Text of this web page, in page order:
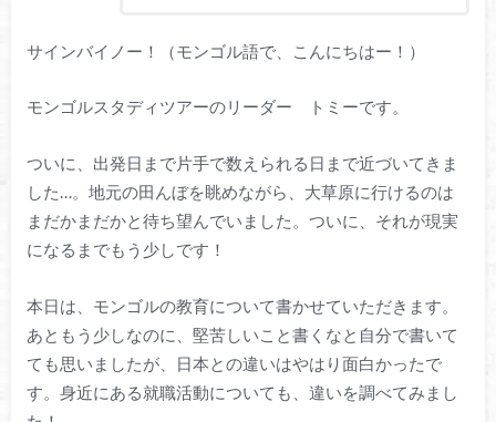
サインバイノー！（モンゴル語で、こんにちはー！）
モンゴルスタディツアーのリーダー トミーです。
ついに、出発日まで片手で数えられる日まで近づいてきま
した…。地元の田んぼを眺めながら、大草原に行けるのは
まだかまだかと待ち望んでいました。ついに、それが現実
になるまでもう少しです！
本日は、モンゴルの教育について書かせていただきます。
あともう少しなのに、堅苦しいこと書くなと自分で書いて
ても思いましたが、日本との違いはやはり面白かったで
す。身近にある就職活動についても、違いを調べてみまし